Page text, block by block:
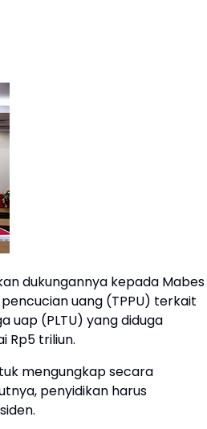
dukungannya kepada Mabes
uang (TPPU) terkait
uap (PLTU) yang diduga
Rp5 triliun.
mengungkap secara
penyidikan harus